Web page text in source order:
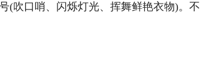
口哨、闪烁灯光、挥舞鲜艳衣物)。不